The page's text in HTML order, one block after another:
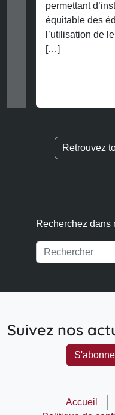
permettant
équitable des
l’utilisation de
[…]
Retrouvez
Recherchez dans
Suivez nos
Accueil